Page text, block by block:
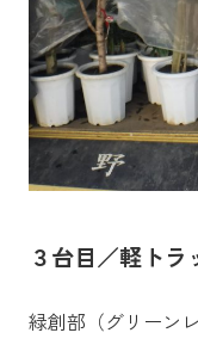
３台目／軽トラ
緑創部（グリーン